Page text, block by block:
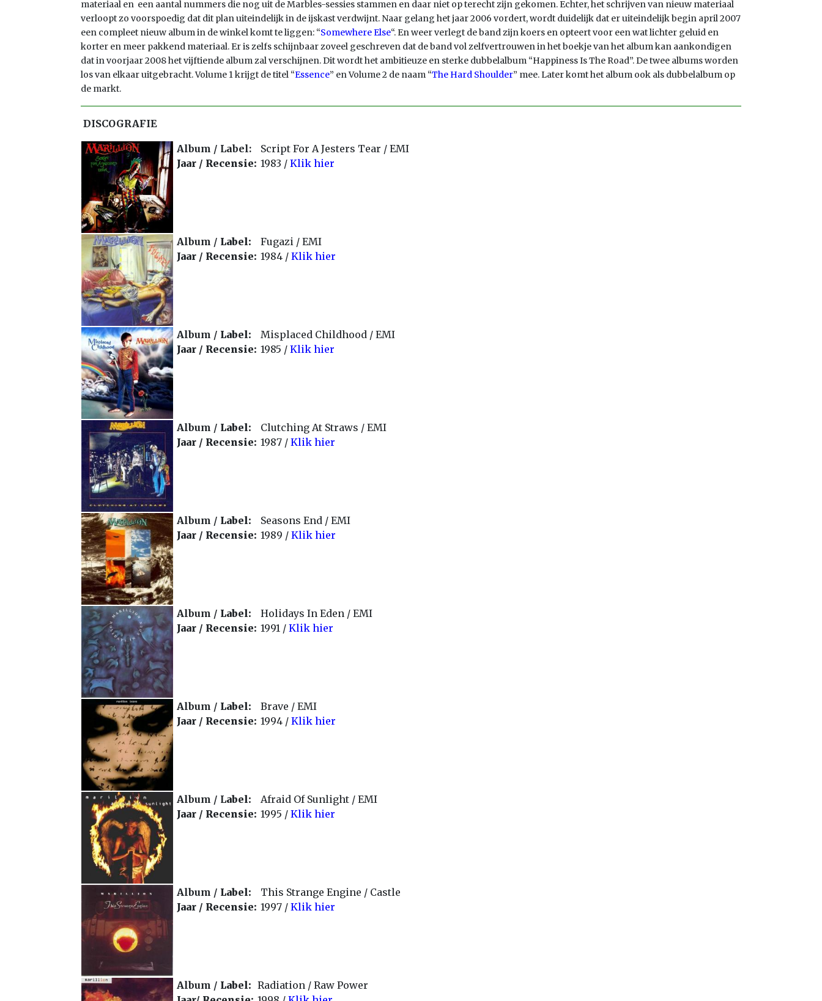
materiaal en een aantal nummers die nog uit de Marbles-sessies stammen en daar niet op terecht zijn gekomen. Echter, het schrijven van nieuw materiaal
verloopt zo voorspoedig dat dit plan uiteindelijk in de ijskast verdwijnt. Naar gelang het jaar 2006 vordert, wordt duidelijk dat er uiteindelijk begin april 2007
een compleet nieuw album in de winkel komt te liggen: “Somewhere Else“. En weer verlegt de band zijn koers en opteert voor een wat lichter geluid en
korter en meer pakkend materiaal. Er is zelfs schijnbaar zoveel geschreven dat de band vol zelfvertrouwen in het boekje van het album kan aankondigen
dat in voorjaar 2008 het vijftiende album zal verschijnen. Dit wordt het ambitieuze en sterke dubbelalbum “Happiness Is The Road”. De twee albums worden
los van elkaar uitgebracht. Volume 1 krijgt de titel “Essence” en Volume 2 de naam “The Hard Shoulder” mee. Later komt het album ook als dubbelalbum op
de markt.
DISCOGRAFIE
Album / Label:
Jaar / Recensie:
Script For A Jesters Tear / EMI
1983 / Klik hier
Album / Label:
Jaar / Recensie:
Fugazi / EMI
1984 / Klik hier
Album / Label:
Jaar / Recensie:
Misplaced Childhood / EMI
1985 / Klik hier
Album / Label:
Jaar / Recensie:
Clutching At Straws / EMI
1987 / Klik hier
Album / Label:
Jaar / Recensie:
Seasons End / EMI
1989 / Klik hier
Album / Label:
Jaar / Recensie:
Holidays In Eden / EMI
1991 / Klik hier
Album / Label:
Jaar / Recensie:
Brave / EMI
1994 / Klik hier
Album / Label:
Jaar / Recensie:
Afraid Of Sunlight / EMI
1995 / Klik hier
Album / Label:
Jaar / Recensie:
This Strange Engine / Castle
1997 / Klik hier
Album / Label: Radiation / Raw Power